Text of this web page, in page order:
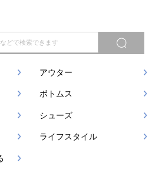
アウター
ボトムス
シューズ
ライフスタイル